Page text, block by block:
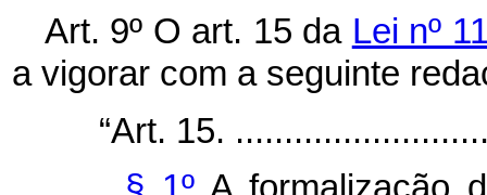
Art. 9º O art. 15 da Lei nº
a vigorar com a seguinte
“Art. 15.